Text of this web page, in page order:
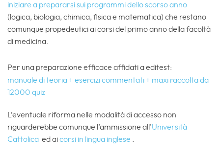
iniziare a prepararsi sui programmi dello scorso anno
(logica, biologia, chimica, fisica e matematica) che restano
comunque propedeutici ai corsi del primo anno della facoltà
di medicina.
Per una preparazione efficace affidati a editest:
manuale di teoria + esercizi commentati + maxi raccolta da
12000 quiz
L’eventuale riforma nelle modalità di accesso non
riguarderebbe comunque l’ammissione all’Università
Cattolica ed aicorsi in lingua inglese